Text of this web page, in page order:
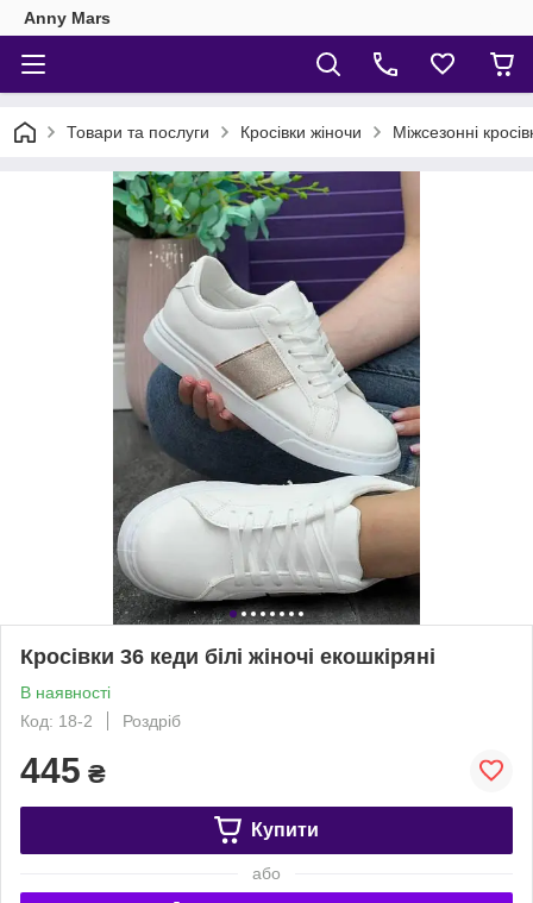
Anny Mars
Товари та послуги Кросівки жіночи Міжсезонні
Кросівки 36 кеди білі жіночі екошкіряні
В наявності
Код: 18-2
Роздріб
445 ₴
Купити
або